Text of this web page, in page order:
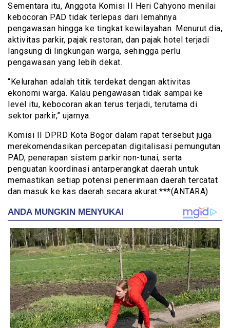
Sementara itu, Anggota Komisi II Heri Cahyono menilai
kebocoran PAD tidak terlepas dari lemahnya
pengawasan hingga ke tingkat kewilayahan. Menurut dia,
aktivitas parkir, pajak restoran, dan pajak hotel terjadi
langsung di lingkungan warga, sehingga perlu
pengawasan yang lebih dekat.
“Kelurahan adalah titik terdekat dengan aktivitas
ekonomi warga. Kalau pengawasan tidak sampai ke
level itu, kebocoran akan terus terjadi, terutama di
sektor parkir,” ujarnya.
Komisi II DPRD Kota Bogor dalam rapat tersebut juga
merekomendasikan percepatan digitalisasi pemungutan
PAD, penerapan sistem parkir non-tunai, serta
penguatan koordinasi antarperangkat daerah untuk
memastikan setiap potensi penerimaan daerah tercatat
dan masuk ke kas daerah secara akurat.***(ANTARA)